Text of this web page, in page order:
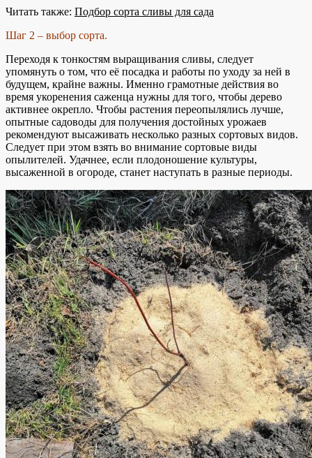
Читать также: Подбор сорта сливы для сада
Шаг 2 – выбор сорта.
Переходя к тонкостям выращивания сливы, следует
упомянуть о том, что её посадка и работы по уходу за ней в
будущем, крайне важны. Именно грамотные действия во
время укоренения саженца нужны для того, чтобы дерево
активнее окрепло. Чтобы растения переопылялись лучше,
опытные садоводы для получения достойных урожаев
рекомендуют высаживать несколько разных сортовых видов.
Следует при этом взять во внимание сортовые виды
опылителей. Удачнее, если плодоношение культуры,
высаженной в огороде, станет наступать в разные периоды.